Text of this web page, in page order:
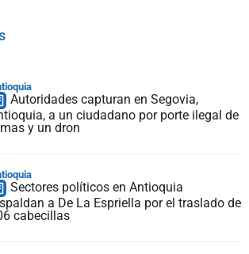
Autoridades capturan en Segovia,
a un ciudadano por porte ilegal de
y un dron
Sectores políticos en Antioquia
a De La Espriella por el traslado de
cabecillas